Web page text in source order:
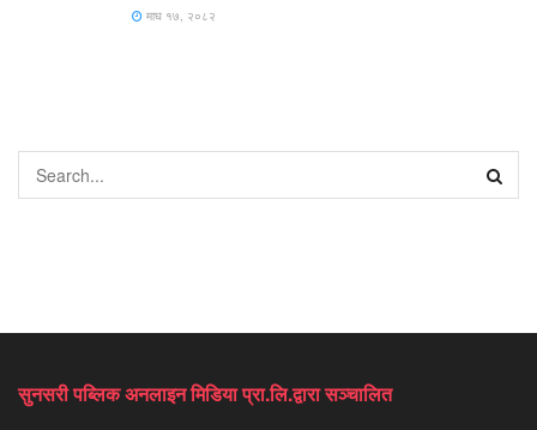
माघ १७, २०८२
सुनसरी पब्लिक अनलाइन मिडिया प्रा.लि.द्वारा सञ्चालित